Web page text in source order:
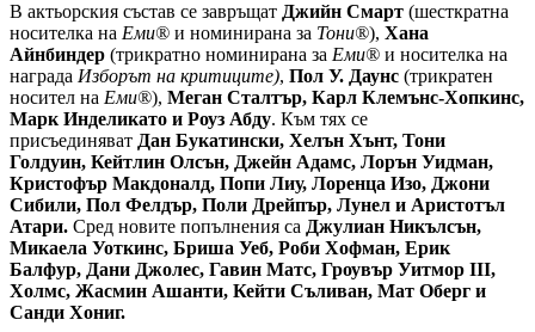
В актьорския състав се завръщат Джийн Смарт (шесткратна
носителка на Еми® и номинирана за Тони®), Хана
Айнбиндер (трикратно номинирана за Еми® и носителка на
награда Изборът на критиците), Пол У. Даунс (трикратен
носител на Еми®), Меган Сталтър, Карл Клемънс-Хопкинс,
Марк Инделикато и Роуз Абду. Към тях се
присъединяват Дан Букатински, Хелън Хънт, Тони
Голдуин, Кейтлин Олсън, Джейн Адамс, Лорън Уидман,
Кристофър Макдоналд, Попи Лиу, Лоренца Изо, Джони
Сибили, Пол Фелдър, Поли Дрейпър, Лунел и Аристотъл
Атари. Сред новите попълнения са Джулиан Никълсън,
Микаела Уоткинс, Бриша Уеб, Роби Хофман, Ерик
Балфур, Дани Джолес, Гавин Матс, Гроувър Уитмор III,
Холмс, Жасмин Ашанти, Кейти Съливан, Мат Оберг и
Санди Хониг.